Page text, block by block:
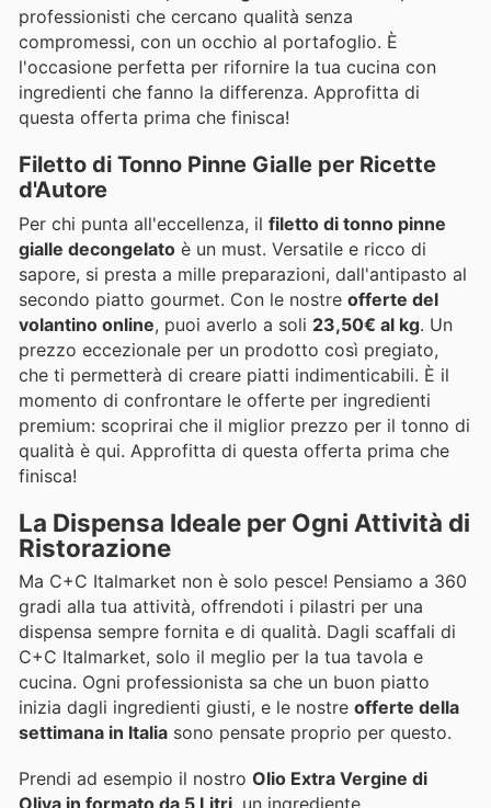
professionisti che cercano qualità senza
compromessi, con un occhio al portafoglio. È
l'occasione perfetta per rifornire la tua cucina con
ingredienti che fanno la differenza. Approfitta di
questa offerta prima che finisca!
Filetto di Tonno Pinne Gialle per Ricette
d'Autore
Per chi punta all'eccellenza, il filetto di tonno pinne
gialle decongelato è un must. Versatile e ricco di
sapore, si presta a mille preparazioni, dall'antipasto al
secondo piatto gourmet. Con le nostre offerte del
volantino online, puoi averlo a soli 23,50€ al kg. Un
prezzo eccezionale per un prodotto così pregiato,
che ti permetterà di creare piatti indimenticabili. È il
momento di confrontare le offerte per ingredienti
premium: scoprirai che il miglior prezzo per il tonno di
qualità è qui. Approfitta di questa offerta prima che
finisca!
La Dispensa Ideale per Ogni Attività di
Ristorazione
Ma C+C Italmarket non è solo pesce! Pensiamo a 360
gradi alla tua attività, offrendoti i pilastri per una
dispensa sempre fornita e di qualità. Dagli scaffali di
C+C Italmarket, solo il meglio per la tua tavola e
cucina. Ogni professionista sa che un buon piatto
inizia dagli ingredienti giusti, e le nostre offerte della
settimana in Italia sono pensate proprio per questo.
Prendi ad esempio il nostro Olio Extra Vergine di